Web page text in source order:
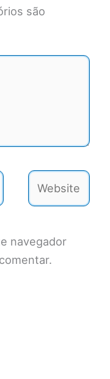
são
Website
navegador